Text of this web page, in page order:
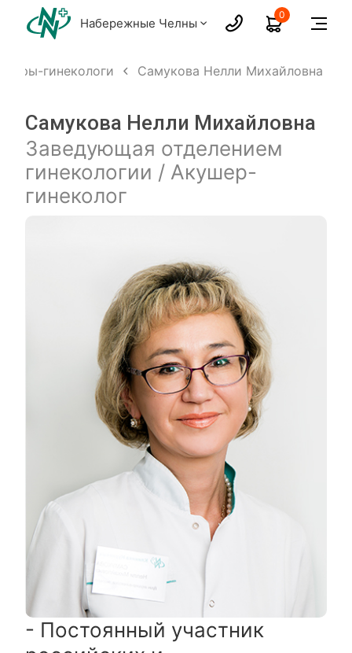
Набережные Челны
0
гинекологи Самукова Нелли Михайловна
Самукова Нелли Михайловна
Заведующая отделением
гинекологии / Акушер-
гинеколог
- Постоянный участник